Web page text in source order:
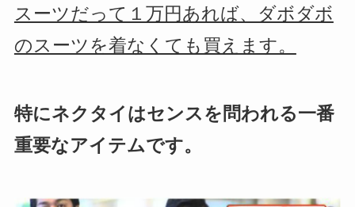
スーツだって１万円あれば、ダボダボ
のスーツを着なくても買えます。
特にネクタイはセンスを問われる一番
重要なアイテムです。